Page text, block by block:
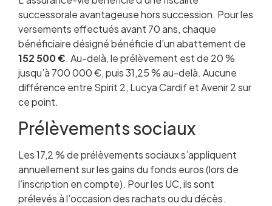
successorale avantageuse hors succession. Pour les
versements effectués avant 70 ans, chaque
bénéficiaire désigné bénéficie d’un abattement de
152 500 €. Au-delà, le prélèvement est de 20 %
jusqu’à 700 000 €, puis 31,25 % au-delà. Aucune
différence entre Spirit 2, Lucya Cardif et Avenir 2 sur
ce point.
Prélèvements sociaux
Les 17,2 % de prélèvements sociaux s’appliquent
annuellement sur les gains du fonds euros (lors de
l’inscription en compte). Pour les UC, ils sont
prélevés à l’occasion des rachats ou du décès.